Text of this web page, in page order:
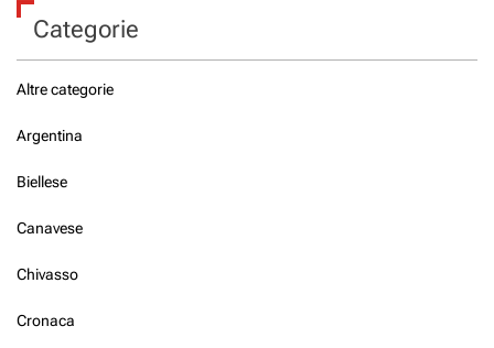
Categorie
Altre categorie
Argentina
Biellese
Canavese
Chivasso
Cronaca